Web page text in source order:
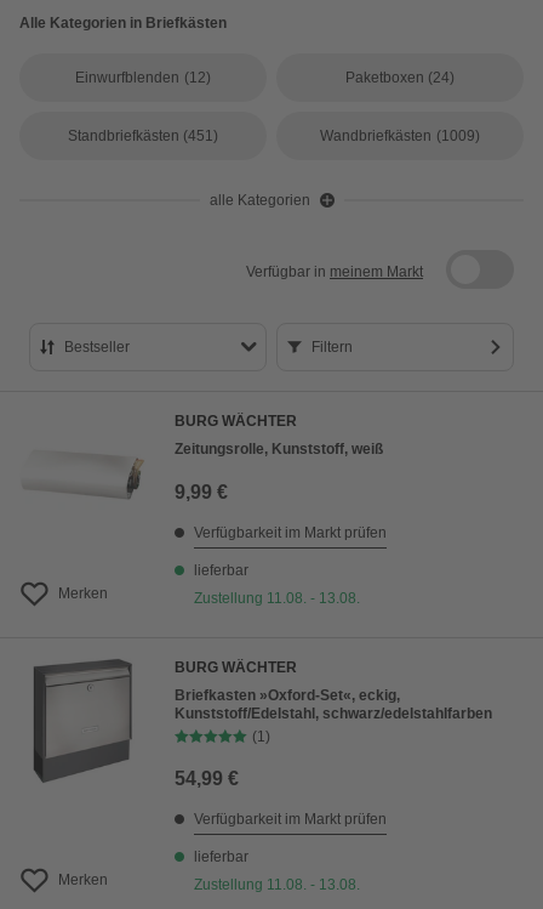
Alle Kategorien in Briefkästen
Einwurfblenden (12) Paketboxen (24)
Standbriefkästen (451) Wandbriefkästen (1009)
alle Kategorien
Verfügbar in meinem Markt
Bestseller
Preis aufsteigend
Preis absteigend
Filtern
Merken
BURG WÄCHTER
Zeitungsrolle, Kunststoff, weiß
9,99 €
Verfügbarkeit im Markt prüfen
lieferbar
Zustellung 11.08. - 13.08.
Merken
BURG WÄCHTER
Briefkasten »Oxford-Set«, eckig,
Kunststoff/Edelstahl, schwarz/edelstahlfarben
(1)
54,99 €
Verfügbarkeit im Markt prüfen
lieferbar
Zustellung 11.08. - 13.08.